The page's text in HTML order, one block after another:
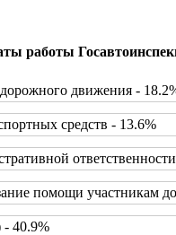
работы
движения -
средств - 13.6%
помощи участникам
- 40.9%